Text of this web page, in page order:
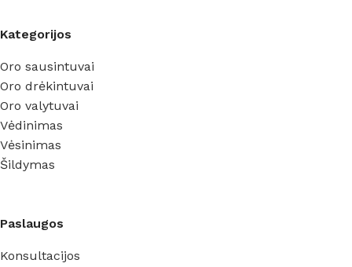
Kategorijos
Oro sausintuvai
Oro drėkintuvai
Oro valytuvai
Vėdinimas
Vėsinimas
Šildymas
Paslaugos
Konsultacijos